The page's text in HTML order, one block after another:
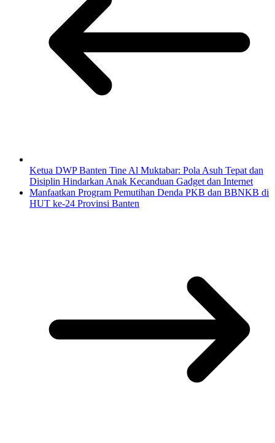
Ketua DWP Banten Tine Al Muktabar: Pola Asuh Tepat dan
Disiplin Hindarkan Anak Kecanduan Gadget dan Internet
Manfaatkan Program Pemutihan Denda PKB dan BBNKB di
HUT ke-24 Provinsi Banten